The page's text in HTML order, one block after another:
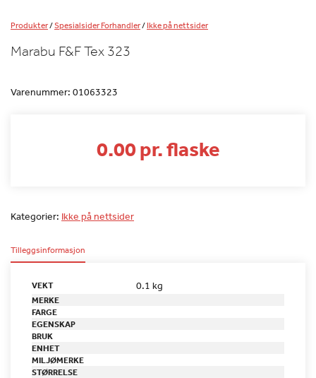
Produkter/Spesialsider Forhandler/Ikke på nettsider
Marabu F&F Tex 323
Varenummer: 01063323
0.00 pr. flaske
Kategorier: Ikke på nettsider
Tilleggsinformasjon
VEKT 0.1 kg
MERKE
FARGE
EGENSKAP
BRUK
ENHET
MILJØMERKE
STØRRELSE